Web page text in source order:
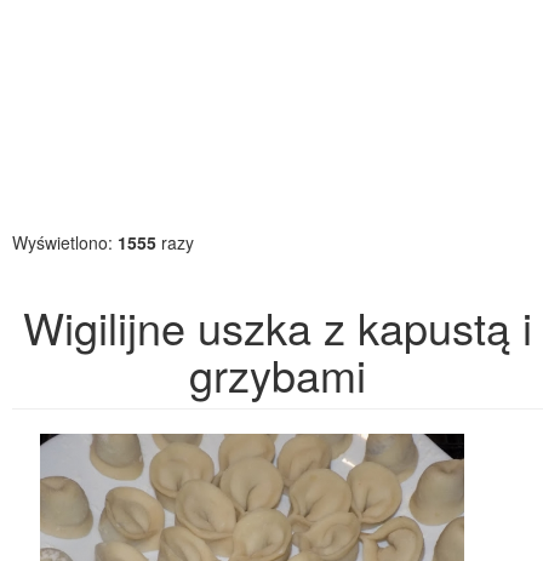
Wyświetlono: 1555 razy
Wigilijne uszka z kapustą i
grzybami